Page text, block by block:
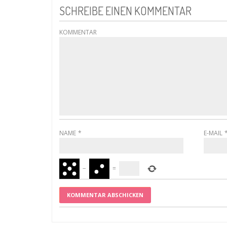
SCHREIBE EINEN KOMMENTAR
KOMMENTAR
NAME * E-MAIL *
− =